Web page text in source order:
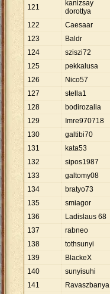
121
kanizsay
dorottya
122 Caesaar
123
Baldr
124
sziszi72
125
pekkalusa
126
Nico57
127
stella1
128
bodirozalia
129
Imre970718
130
galtibi70
131
kata53
132
sipos1987
133
galtomy08
134
bratyo73
135
smiagor
136
Ladislaus 68
137
rabneo
138
tothsunyi
139
BlackeX
140
sunyisuhi
141
Ravaszbanya